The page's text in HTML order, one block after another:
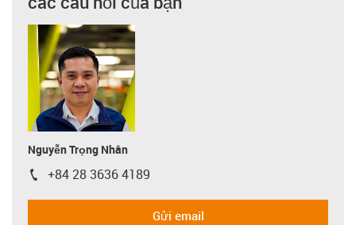
Nguyễn Trọng Nhân
igus-icon-phone
+84 28 3636 4189
Gửi email